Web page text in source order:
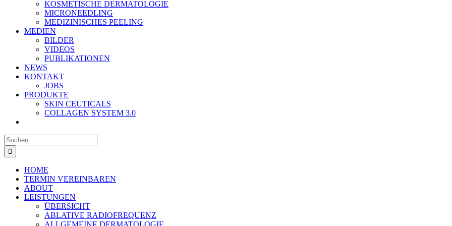
KOSMETISCHE DERMATOLOGIE
MICRONEEDLING
MEDIZINISCHES PEELING
MEDIEN
BILDER
VIDEOS
PUBLIKATIONEN
NEWS
KONTAKT
JOBS
PRODUKTE
SKIN CEUTICALS
COLLAGEN SYSTEM 3.0
Suche
nach:
HOME
TERMIN VEREINBAREN
ABOUT
LEISTUNGEN
ÜBERSICHT
ABLATIVE RADIOFREQUENZ
ALLGEMEINE DERMATOLOGIE